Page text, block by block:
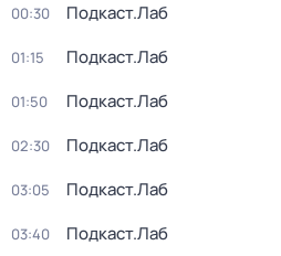
00:30 Подкаст.Лаб
01:15 Подкаст.Лаб
01:50 Подкаст.Лаб
02:30 Подкаст.Лаб
03:05 Подкаст.Лаб
03:40 Подкаст.Лаб